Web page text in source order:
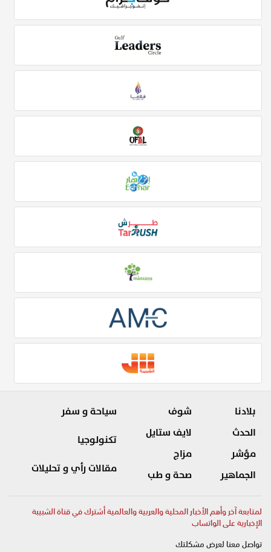
بلادنا
الحدث
مؤشر
الجماهير
شوف
لايف ستايل
مزاج
صحة و طب
سياحة و سفر
تكنولوجيا
مقالات رأي و تحليلات
لمتابعة آخر وأهم الأخبار المحلية والعربية والعالمية أشترك في قناة الشبيبة
الإخبارية على الواتساب
تواصل معنا لعرض مشكلتك